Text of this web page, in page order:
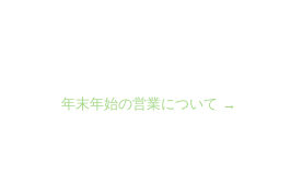
年末年始の営業について →